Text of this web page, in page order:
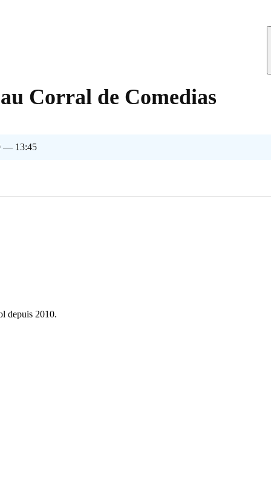
Corral de Comedias
— 13:45
depuis 2010.